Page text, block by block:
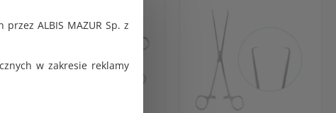
ALBIS MAZUR Sp. z
w zakresie reklamy